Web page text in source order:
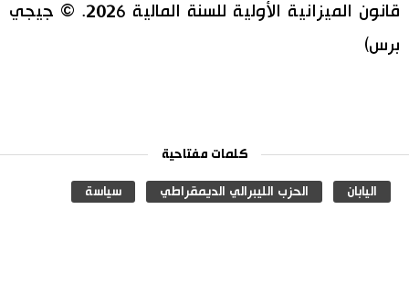
قانون الميزانية الأولية للسنة المالية 2026. © جيجي
برس)
كلمات مفتاحية
اليابان الحزب الليبرالي الديمقراطي سياسة